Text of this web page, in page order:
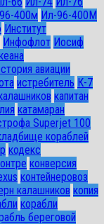
400м Ил-96-400М
Институт
Инфофлот Иосиф
авиации
истребитель К-7
капитан
катамаран
Superjet 100
кораблей
кодекс
конверсия
контейнеровоз
калашников копия
корабли
береговой